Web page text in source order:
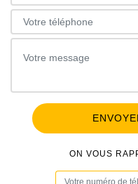
ON VOUS